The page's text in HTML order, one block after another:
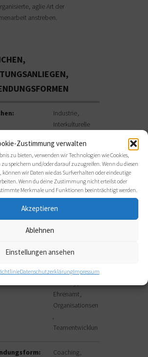
Zustimmung verwalten
zu bieten, verwenden wir Technologien wie Cookies,
speichern und/oder darauf zuzugreifen. Wenn du diesen
wir Daten wie das Surfverhalten oder eindeutige
Wenn du deine Zustimmung nicht erteilst oder
Merkmale und Funktionen beeinträchtigt werden.
Akzeptieren
Ablehnen
Einstellungen ansehen
DatenschutzerklärungImpressum
aglie Art der
anstreben.
Industrie
Interkulturelle
IT und
Telekommunikation
Vereine und
Verbände
Change
Digitale
Ehrenamt
Organisationsentwicklung
Teamentwicklung
Coaching